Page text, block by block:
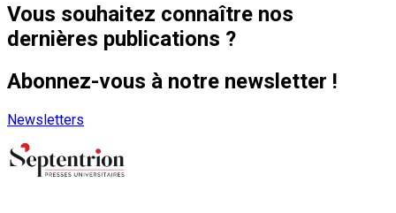
Vous souhaitez connaître nos
dernières publications ?
Abonnez-vous à notre newsletter !
Newsletters